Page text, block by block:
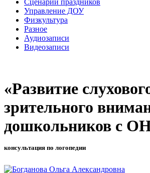
Управление ДОУ
Физкультура
Разное
Аудиозаписи
Видеозаписи
«Развитие
зрительного
дошкольников с
консультация по логопедии